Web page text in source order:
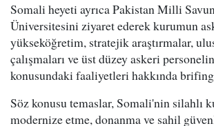
Somali heyeti ayrıca Pakistan Milli
Üniversitesini ziyaret ederek kurumun
yükseköğretim, stratejik araştırmalar,
çalışmaları ve üst düzey askeri
konusundaki faaliyetleri hakkında brifing
Söz konusu temaslar, Somali'nin silahlı
modernize etme, donanma ve sahil